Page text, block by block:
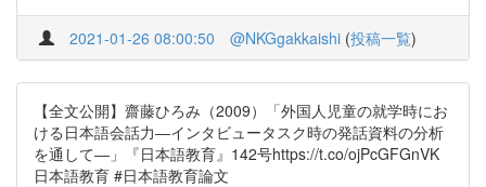
2021-01-26 08:00:50 @NKGgakkaishi (投稿一覧)
【全文公開】齋藤ひろみ（2009）「外国人児童の就学時にお
ける日本語会話力―インタビュータスク時の発話資料の分析
を通して―」『日本語教育』142号https://t.co/ojPcGFGnVK
日本語教育 #日本語教育論文